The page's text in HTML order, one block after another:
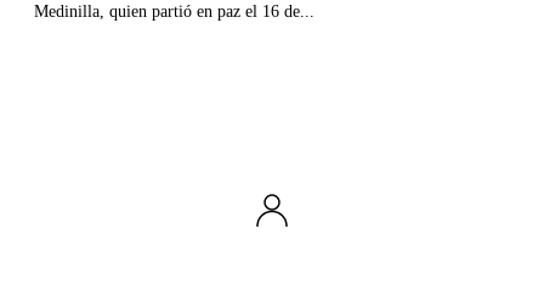
Medinilla, quien partió en paz el 16 de...